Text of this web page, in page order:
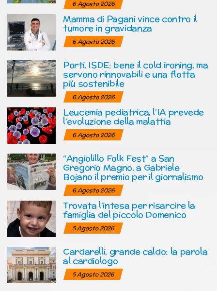
6 Agosto 2026
Mamma di Pagani vince contro il
tumore in gravidanza
6 Agosto 2026
Porti, ISDE: bene il cold ironing, ma
servono rinnovabili e una flotta
più sostenibile
6 Agosto 2026
Leucemia pediatrica, l’IA prevede
l’evoluzione della malattia
6 Agosto 2026
“Angiolillo Folk Fest” a San
Gregorio Magno, a Gabriele
Bojano il premio per il giornalismo
6 Agosto 2026
Trovata l’intesa per risarcire la
famiglia del piccolo Domenico
5 Agosto 2026
Cardarelli, grande caldo: la parola
al cardiologo
5 Agosto 2026